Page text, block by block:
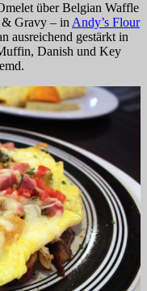
über Belgian Waffle
Gravy – in Andy’s Flour
ausreichend gestärkt in
Danish und Key